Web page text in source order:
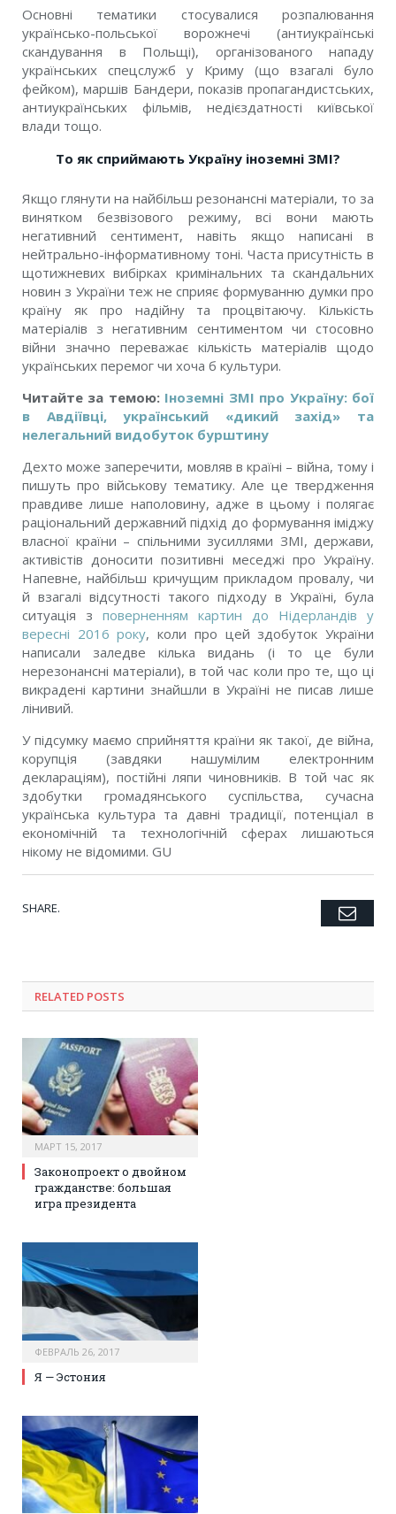
Основні тематики стосувалися розпалювання
українсько-польської ворожнечі (антиукраїнські
скандування в Польщі), організованого нападу
українських спецслужб у Криму (що взагалі було
фейком), маршів Бандери, показів пропагандистських,
антиукраїнських фільмів, недієздатності київської
влади тощо.
То як сприймають Україну іноземні ЗМІ?
Якщо глянути на найбільш резонансні матеріали, то за
винятком безвізового режиму, всі вони мають
негативний сентимент, навіть якщо написані в
нейтрально-інформативному тоні. Часта присутність в
щотижневих вибірках кримінальних та скандальних
новин з України теж не сприяє формуванню думки про
країну як про надійну та процвітаючу. Кількість
матеріалів з негативним сентиментом чи стосовно
війни значно переважає кількість матеріалів щодо
українських перемог чи хоча б культури.
Читайте за темою: Іноземні ЗМІ про Україну: бої
в Авдіївці, український «дикий захід» та
нелегальний видобуток бурштину
Дехто може заперечити, мовляв в країні – війна, тому і
пишуть про військову тематику. Але це твердження
правдиве лише наполовину, адже в цьому і полягає
раціональний державний підхід до формування іміджу
власної країни – спільними зусиллями ЗМІ, держави,
активістів доносити позитивні меседжі про Україну.
Напевне, найбільш кричущим прикладом провалу, чи
й взагалі відсутності такого підходу в Україні, була
ситуація з поверненням картин до Нідерландів у
вересні 2016 року, коли про цей здобуток України
написали заледве кілька видань (і то це були
нерезонансні матеріали), в той час коли про те, що ці
викрадені картини знайшли в Україні не писав лише
лінивий.
У підсумку маємо сприйняття країни як такої, де війна,
корупція (завдяки нашумілим електронним
деклараціям), постійні ляпи чиновників. В той час як
здобутки громадянського суспільства, сучасна
українська культура та давні традиції, потенціал в
економічній та технологічній сферах лишаються
нікому не відомими. GU
SHARE. Twitter
Facebook
Google+
Pinterest
LinkedIn
Tumblr
RELATED POSTS
МАРТ 15, 2017
Законопроект о двойном
гражданстве: большая
игра президента
ФЕВРАЛЬ 26, 2017
Я — Эстония